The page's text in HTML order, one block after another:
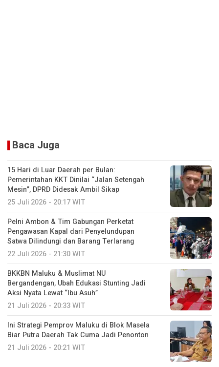
Baca Juga
15 Hari di Luar Daerah per Bulan:
Pemerintahan KKT Dinilai “Jalan Setengah
Mesin”, DPRD Didesak Ambil Sikap
25 Juli 2026 - 20:17 WIT
Pelni Ambon & Tim Gabungan Perketat
Pengawasan Kapal dari Penyelundupan
Satwa Dilindungi dan Barang Terlarang
22 Juli 2026 - 21:30 WIT
BKKBN Maluku & Muslimat NU
Bergandengan, Ubah Edukasi Stunting Jadi
Aksi Nyata Lewat “Ibu Asuh”
21 Juli 2026 - 20:33 WIT
Ini Strategi Pemprov Maluku di Blok Masela
Biar Putra Daerah Tak Cuma Jadi Penonton
21 Juli 2026 - 20:21 WIT